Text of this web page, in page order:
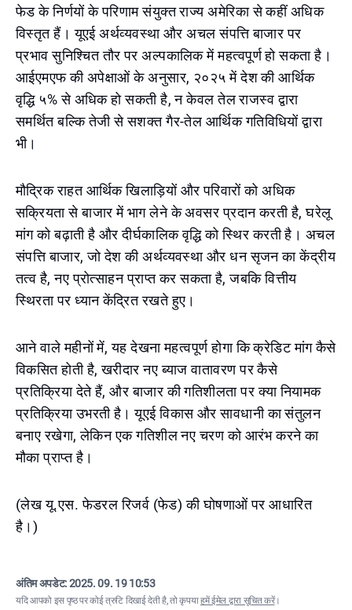
फेड के निर्णयों के परिणाम संयुक्त राज्य अमेरिका से कहीं अधिक
विस्तृत हैं। यूएई अर्थव्यवस्था और अचल संपत्ति बाजार पर
प्रभाव सुनिश्चित तौर पर अल्पकालिक में महत्वपूर्ण हो सकता है।
आईएमएफ की अपेक्षाओं के अनुसार, २०२५ में देश की आर्थिक
वृद्धि ५% से अधिक हो सकती है, न केवल तेल राजस्व द्वारा
समर्थित बल्कि तेजी से सशक्त गैर-तेल आर्थिक गतिविधियों द्वारा
भी।
मौद्रिक राहत आर्थिक खिलाड़ियों और परिवारों को अधिक
सक्रियता से बाजार में भाग लेने के अवसर प्रदान करती है, घरेलू
मांग को बढ़ाती है और दीर्घकालिक वृद्धि को स्थिर करती है। अचल
संपत्ति बाजार, जो देश की अर्थव्यवस्था और धन सृजन का केंद्रीय
तत्व है, नए प्रोत्साहन प्राप्त कर सकता है, जबकि वित्तीय
स्थिरता पर ध्यान केंद्रित रखते हुए।
आने वाले महीनों में, यह देखना महत्वपूर्ण होगा कि क्रेडिट मांग कैसे
विकसित होती है, खरीदार नए ब्याज वातावरण पर कैसे
प्रतिक्रिया देते हैं, और बाजार की गतिशीलता पर क्या नियामक
प्रतिक्रिया उभरती है। यूएई विकास और सावधानी का संतुलन
बनाए रखेगा, लेकिन एक गतिशील नए चरण को आरंभ करने का
मौका प्राप्त है।
(लेख यू.एस. फेडरल रिजर्व (फेड) की घोषणाओं पर आधारित
है।)
अंतिम अपडेट:2025. 09. 19 10:53
यदि आपको इस पृष्ठ पर कोई त्रुटि दिखाई देती है, तो कृपयाहमें ईमेल द्वारा सूचित करें।